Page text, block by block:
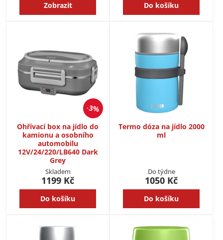
Zobrazit Do košíku
3%
Ohřívací box na jídlo do
kamionu a osobního
automobilu
12V/24/220/LB640 Dark
Grey
Skladem
1199 Kč
Do košíku
Termo dóza na jídlo 2000
ml
Do týdne
1050 Kč
Do košíku